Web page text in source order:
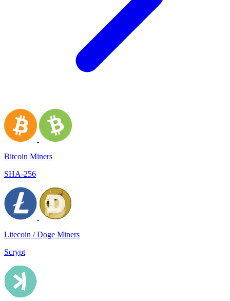
Bitcoin Miners
SHA-256
Litecoin / Doge Miners
Scrypt